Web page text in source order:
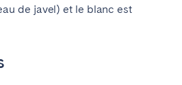
de javel) et le blanc est